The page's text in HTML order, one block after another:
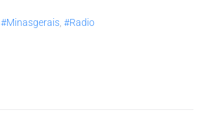
#minasgerais #radio